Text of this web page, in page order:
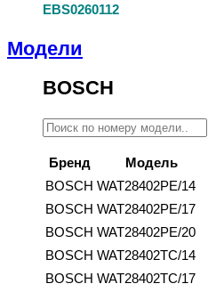
EBS0260112
Модели
BOSCH
Бренд Модель
BOSCH WAT28402PE/14
BOSCH WAT28402PE/17
BOSCH WAT28402PE/20
BOSCH WAT28402TC/14
BOSCH WAT28402TC/17